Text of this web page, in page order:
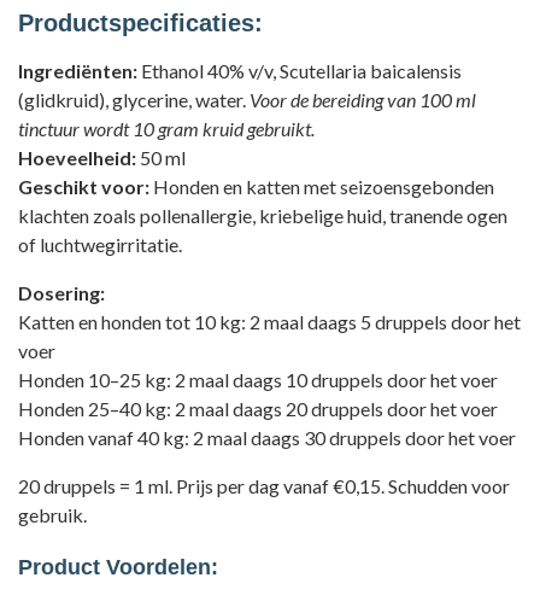
Productspecificaties:
Ingrediënten: Ethanol 40% v/v, Scutellaria baicalensis
(glidkruid), glycerine, water. Voor de bereiding van 100 ml
tinctuur wordt 10 gram kruid gebruikt.
Hoeveelheid: 50 ml
Geschikt voor: Honden en katten met seizoensgebonden
klachten zoals pollenallergie, kriebelige huid, tranende ogen
of luchtwegirritatie.
Dosering:
Katten en honden tot 10 kg: 2 maal daags 5 druppels door het
voer
Honden 10–25 kg: 2 maal daags 10 druppels door het voer
Honden 25–40 kg: 2 maal daags 20 druppels door het voer
Honden vanaf 40 kg: 2 maal daags 30 druppels door het voer
20 druppels = 1 ml. Prijs per dag vanaf €0,15. Schudden voor
gebruik.
Product Voordelen: